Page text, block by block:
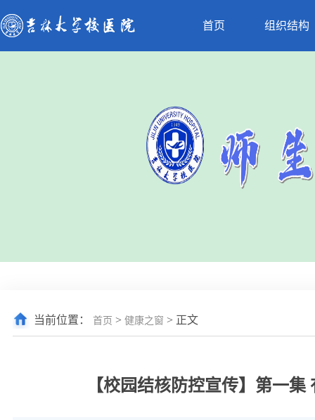
首页 组织结构
当前位置： 首页 > 健康之窗 > 正文
【校园结核防控宣传】第一